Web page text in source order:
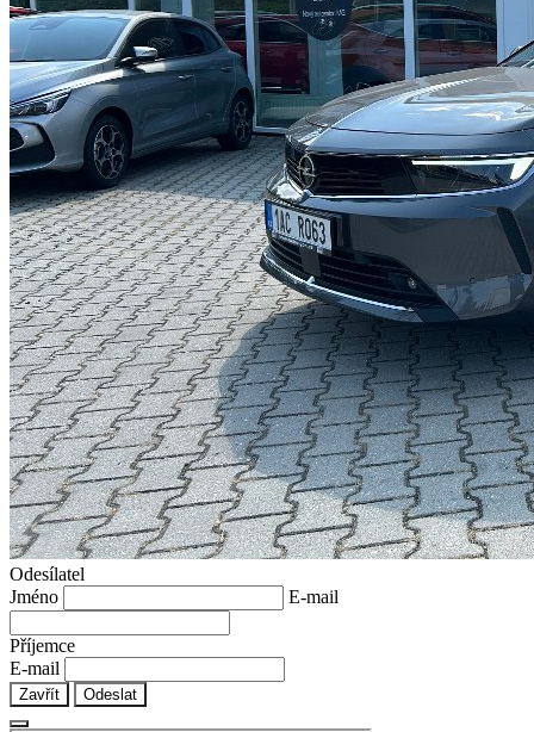
Odesílatel
Jméno
E-mail
Příjemce
E-mail
Zavřít Odeslat